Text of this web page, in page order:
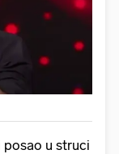
u struci